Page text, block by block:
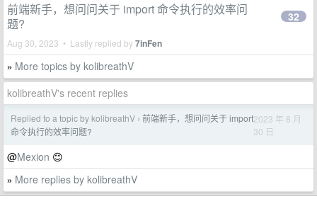
前端新手，想问问关于 import 命令执行的效率问
题?
Aug 30, 2023 • Lastly replied by7inFen
32
» More topics by kolibreathV
kolibreathV's recent replies
Replied to a topic by kolibreathV › 前端新手，想问问关于 import
命令执行的效率问题?
2023 年 8 月
30 日
@Mexion 😊
» More replies by kolibreathV